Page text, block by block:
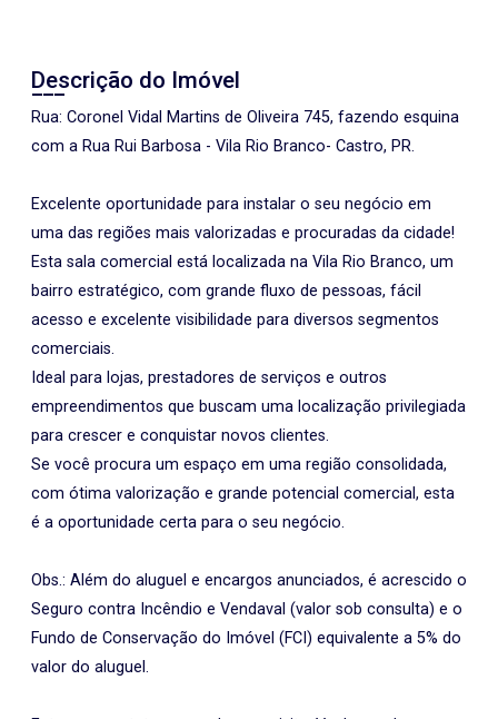
Descrição do Imóvel
Rua: Coronel Vidal Martins de Oliveira 745, fazendo esquina
com a Rua Rui Barbosa - Vila Rio Branco- Castro, PR.
Excelente oportunidade para instalar o seu negócio em
uma das regiões mais valorizadas e procuradas da cidade!
Esta sala comercial está localizada na Vila Rio Branco, um
bairro estratégico, com grande fluxo de pessoas, fácil
acesso e excelente visibilidade para diversos segmentos
comerciais.
Ideal para lojas, prestadores de serviços e outros
empreendimentos que buscam uma localização privilegiada
para crescer e conquistar novos clientes.
Se você procura um espaço em uma região consolidada,
com ótima valorização e grande potencial comercial, esta
é a oportunidade certa para o seu negócio.
Obs.: Além do aluguel e encargos anunciados, é acrescido o
Seguro contra Incêndio e Vendaval (valor sob consulta) e o
Fundo de Conservação do Imóvel (FCI) equivalente a 5% do
valor do aluguel.